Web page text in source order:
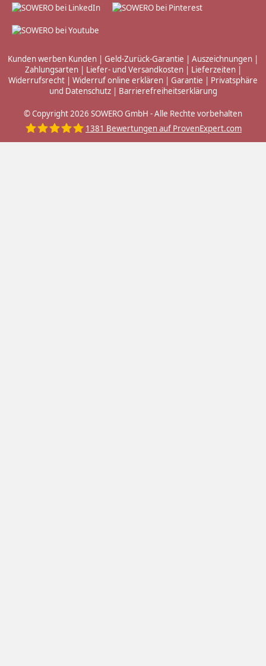
Kunden werben Kunden | Geld-Zurück-Garantie | Auszeichnungen |
Zahlungsarten| Liefer- und Versandkosten| Lieferzeiten|
Widerrufsrecht | Widerruf online erklären | Garantie | Privatsphäre
und Datenschutz| Barrierefreiheitserklärung
© Copyright 2026 SOWERO GmbH - Alle Rechte vorbehalten
SOWERO GmbH 1381 Bewertungen auf ProvenExpert.com